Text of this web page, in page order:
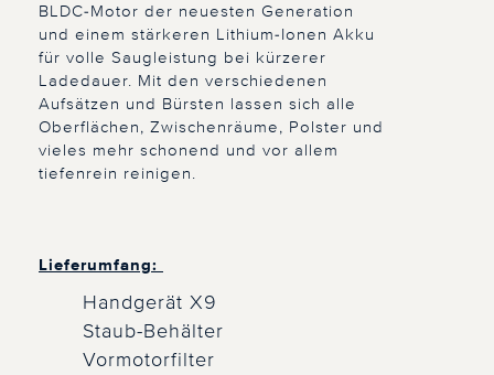
BLDC-Motor der neuesten Generation
und einem stärkeren Lithium-Ionen Akku
für volle Saugleistung bei kürzerer
Ladedauer. Mit den verschiedenen
Aufsätzen und Bürsten lassen sich alle
Oberflächen, Zwischenräume, Polster und
vieles mehr schonend und vor allem
tiefenrein reinigen.
Lieferumfang:
Handgerät X9
Staub-Behälter
Vormotorfilter